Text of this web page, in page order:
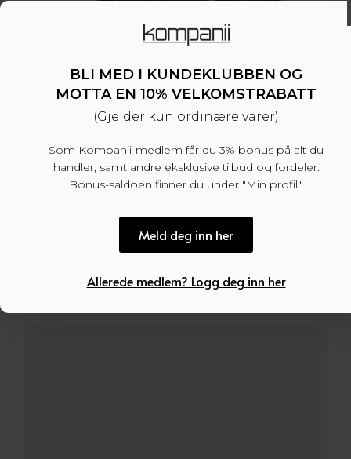
Stripe Wool/Silk Tie Brown Melange
BLI MED I KUNDEKLUBBEN OG
MOTTA EN 10% VELKOMSTRABATT
(Gjelder kun ordinære varer)
Som Kompanii-medlem får du 3% bonus på alt du
handler, samt andre eksklusive tilbud og fordeler.
Bonus-saldoen finner du under "Min profil".
Meld deg inn her
Allerede medlem? Logg deg inn her